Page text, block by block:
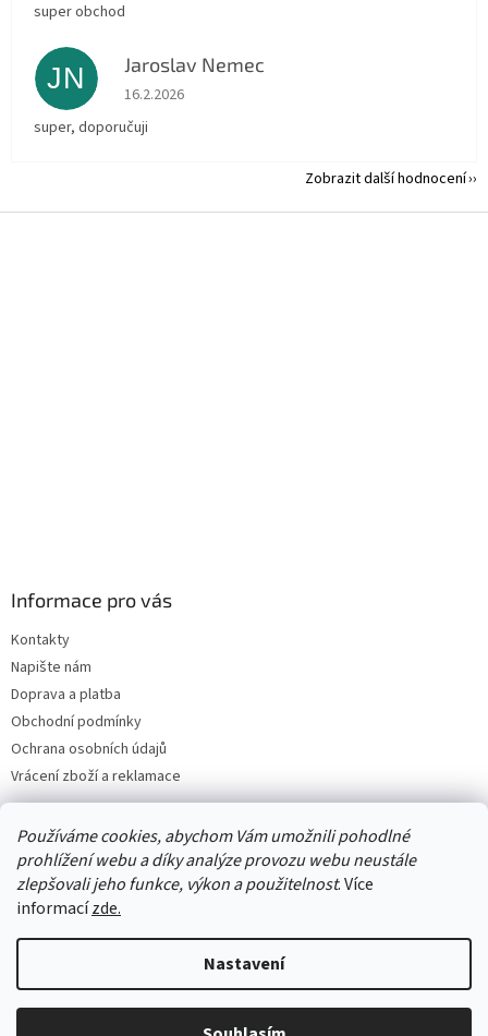
Používáme cookies, abychom Vám umožnili pohodlné
prohlížení webu a díky analýze provozu webu neustále
zlepšovali jeho funkce, výkon a použitelnost. Více
informacízde.
Nastavení
super obchod
JN Jaroslav Nemec
Hodnocení obchodu je 5 z 5 hvězdiček.
16.2.2026
super, doporučuji
Zobrazit další hodnocení
Informace pro vás
Kontakty
Napište nám
Doprava a platba
Obchodní podmínky
Ochrana osobních údajů
Vrácení zboží a reklamace
Vytvořil Shoptet